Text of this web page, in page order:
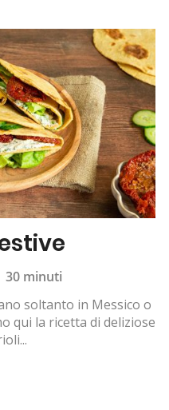
30 minuti
soltanto in Messico o
qui la ricetta di deliziose